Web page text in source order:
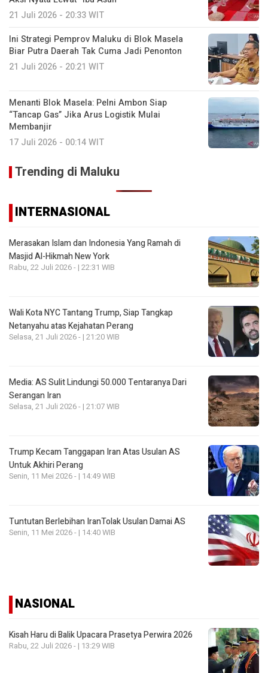
21 Juli 2026 - 20:33 WIT
Ini Strategi Pemprov Maluku di Blok Masela
Biar Putra Daerah Tak Cuma Jadi Penonton
21 Juli 2026 - 20:21 WIT
Menanti Blok Masela: Pelni Ambon Siap
“Tancap Gas” Jika Arus Logistik Mulai
Membanjir
17 Juli 2026 - 00:14 WIT
Trending di Maluku
INTERNASIONAL
Merasakan Islam dan Indonesia Yang Ramah di
Masjid Al-Hikmah New York
Rabu, 22 Juli 2026 - | 22:31 WIB
Wali Kota NYC Tantang Trump, Siap Tangkap
Netanyahu atas Kejahatan Perang
Selasa, 21 Juli 2026 - | 21:20 WIB
Media: AS Sulit Lindungi 50.000 Tentaranya Dari
Serangan Iran
Selasa, 21 Juli 2026 - | 21:07 WIB
Trump Kecam Tanggapan Iran Atas Usulan AS
Untuk Akhiri Perang
Senin, 11 Mei 2026 - | 14:49 WIB
Tuntutan Berlebihan IranTolak Usulan Damai AS
Senin, 11 Mei 2026 - | 14:40 WIB
NASIONAL
Kisah Haru di Balik Upacara Prasetya Perwira 2026
Rabu, 22 Juli 2026 - | 13:29 WIB